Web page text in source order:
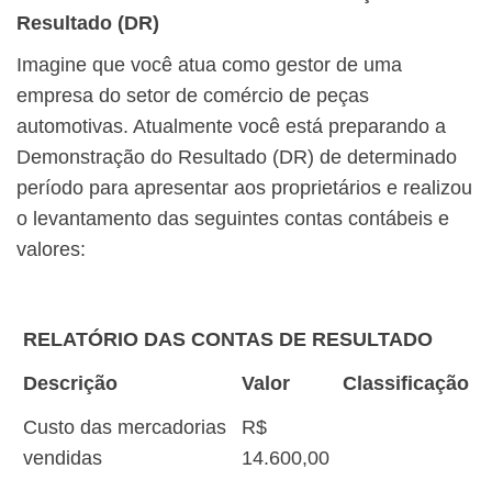
Resultado (DR)
Imagine que você atua como gestor de uma
empresa do setor de comércio de peças
automotivas. Atualmente você está preparando a
Demonstração do Resultado (DR) de determinado
período para apresentar aos proprietários e realizou
o levantamento das seguintes contas contábeis e
valores:
RELATÓRIO DAS CONTAS DE RESULTADO
Descrição
Valor
Classificação
Custo das mercadorias
vendidas
R$
14.600,00